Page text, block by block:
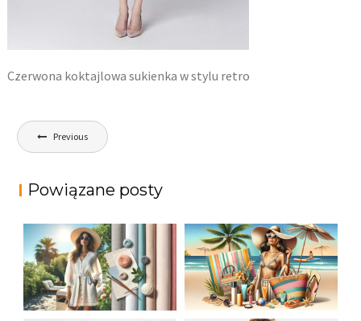
Czerwona koktajlowa sukienka w stylu retro
Nawigacja
wpisu
Previous
Powiązane posty
LETNIA MODA
PLAŻOWA: STROJE
JAK STYLOWO
PRZETRWAĆ UPALNE